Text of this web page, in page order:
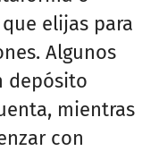
elijas para
Algunos
depósito
mientras
con